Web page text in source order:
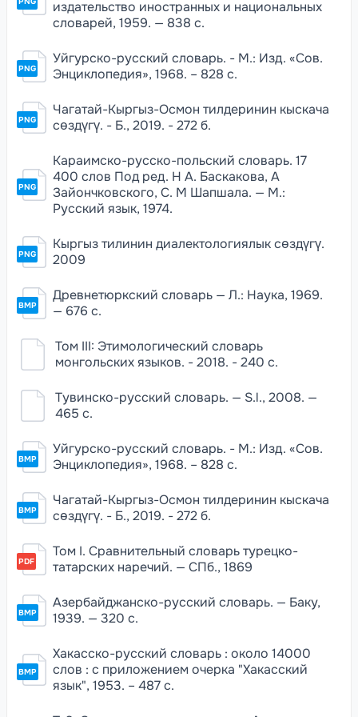
издательство иностранных и национальных
словарей, 1959. — 838 с.
PNG
Уйгурско-русский словарь. - М.: Изд. «Сов.
Энциклопедия», 1968. – 828 с.
PNG
Чагатай-Кыргыз-Осмон тилдеринин кыскача
сөздүгү. - Б., 2019. - 272 б.
PNG
Караимско-русско-польский словарь. 17
400 слов Под ред. Н А. Баскакова, А
Зайончковского, С. М Шапшала. — М.:
Русский язык, 1974.
PNG
Кыргыз тилинин диалектологиялык сөздүгү.
2009
BMP
Древнетюркский словарь — Л.: Наука, 1969.
— 676 с.
Том III: Этимологический словарь
монгольских языков. - 2018. - 240 с.
Тувинско-русский словарь. — S.l., 2008. —
465 с.
BMP
Уйгурско-русский словарь. - М.: Изд. «Сов.
Энциклопедия», 1968. – 828 с.
BMP
Чагатай-Кыргыз-Осмон тилдеринин кыскача
сөздүгү. - Б., 2019. - 272 б.
PDF
Том I. Сравнительный словарь турецко-
татарских наречий. — СПб., 1869
BMP
Азербайджанско-русский словарь. — Баку,
1939. — 320 с.
BMP
Хакасско-русский словарь : около 14000
слов : с приложением очерка "Хакасский
язык", 1953. – 487 с.